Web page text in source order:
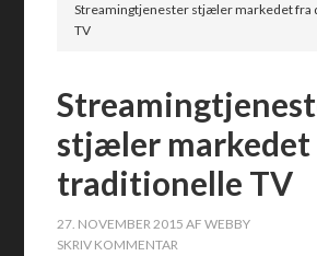
Streamingtjenester stjæler markedet fra
TV
stjæler markedet
traditionelle TV
27. NOVEMBER 2015 AFWEBBY
SKRIV KOMMENTAR